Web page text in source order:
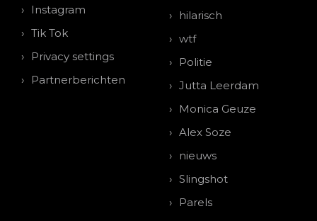
Instagram
Tik Tok
Privacy settings
Partnerberichten
hilarisch
wtf
Politie
Jutta Leerdam
Monica Geuze
Alex Soze
nieuws
Slingshot
Parels